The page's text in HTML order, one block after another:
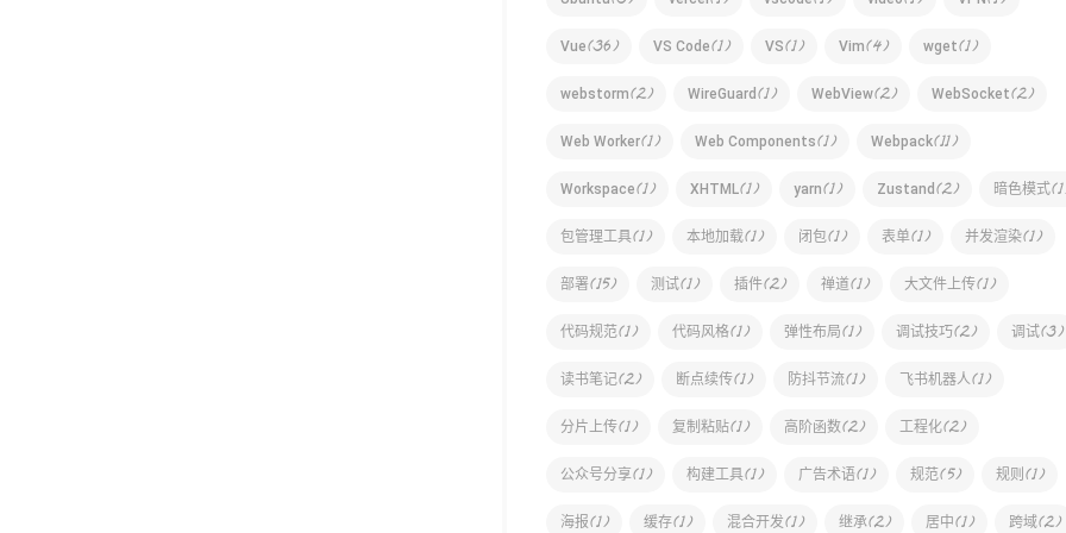
Vue(36) VS Code(1) VS(1) Vim(4) wget(1)
webstorm(2) WireGuard (1) WebView(2) WebSocket(2)
Web Worker(1) Web Components(1) Webpack(11)
Workspace(1) XHTML(1) yarn(1) Zustand (2) 暗色模式(1
包管理工具(1) 本地加载(1) 闭包(1) 表单(1) 并发渲染(1)
部署(15) 测试(1) 插件(2) 禅道(1) 大文件上传(1)
代码规范(1) 代码风格(1) 弹性布局(1) 调试技巧(2) 调试(3)
读书笔记(2) 断点续传(1) 防抖节流(1) 飞书机器人(1)
分片上传(1) 复制粘贴(1) 高阶函数(2) 工程化(2)
公众号分享(1) 构建工具(1) 广告术语(1) 规范(5) 规则 (1)
海报(1) 缓存(1) 混合开发(1) 继承(2) 居中(1) 跨域(2)